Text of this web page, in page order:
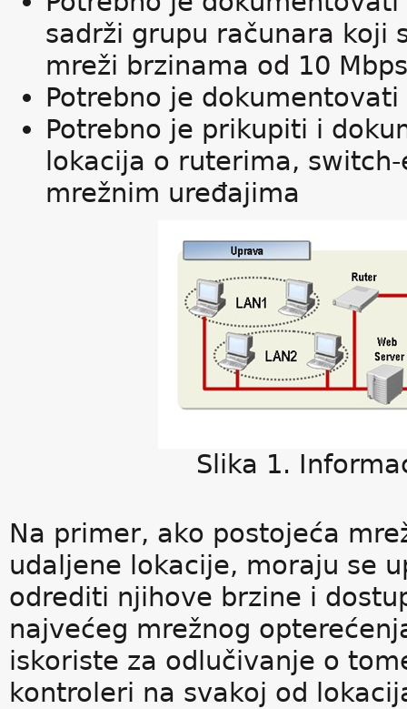
sadrži grupu računara koji
mreži brzinama od 10
Potrebno je
Potrebno je prikupiti i
lokacija o ruterima,
mrežnim uređajima
Slika 1.
Na primer, ako postojeća
udaljene lokacije, moraju se
odrediti njihove brzine i
najvećeg mrežnog
iskoriste za odlučivanje o
kontroleri na svakoj od